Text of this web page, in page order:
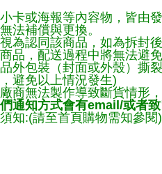
卡或海報等內容物，皆由
法補償與更換。
為認同該商品，如為拆封
品，配送過程中將無法避
外包裝（封面或外殼）撕
避免以上情況發生)
商無法製作導致斷貨情形
通知方式會有email/或者
知:(請至首頁購物需知參閱)